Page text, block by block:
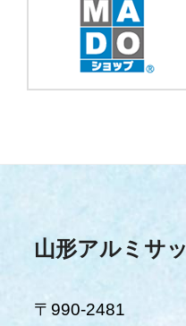
山形アルミサ
〒990-2481